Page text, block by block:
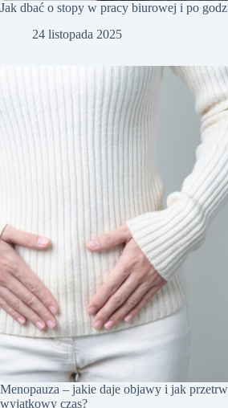
Jak dbać o stopy w pracy biurowej i po
24 listopada 2025
Menopauza – jakie daje objawy i jak
wyjątkowy czas?